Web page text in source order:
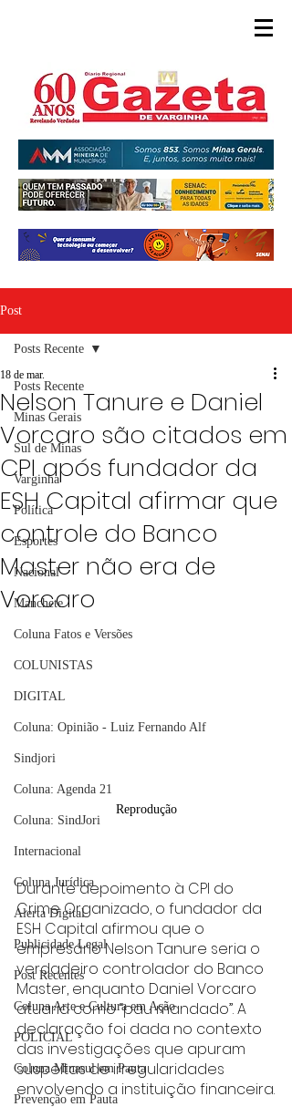
Post
Posts Recente
Minas Gerais
Sul de Minas
Varginha
Política
Esportes
Nacional
Manchete
Coluna Fatos e Versões
COLUNISTAS
DIGITAL
Coluna: Opinião - Luiz Fernando Alf
Sindjori
Coluna: Agenda 21
Coluna: SindJori
Internacional
Coluna Jurídica
Alerta Digital
Publicidade Legal
Post Recentes
Coluna Arte e Cultura em Ação
POLICIAL
Coluna Minasul em Pauta
Prevenção em Pauta
Posts Recente
Nelson Tanure e Daniel
Vorcaro são citados em
CPI após fundador da
ESH Capital afirmar que
controle do Banco
Master não era de
Vorcaro
18 de mar.
Reprodução
Durante depoimento à CPI do
Crime Organizado, o fundador da
ESH Capital afirmou que o
empresário Nelson Tanure seria o
verdadeiro controlador do Banco
Master, enquanto Daniel Vorcaro
atuaria como “pau mandado”. A
declaração foi dada no contexto
das investigações que apuram
suspeitas de irregularidades
envolvendo a instituição financeira.